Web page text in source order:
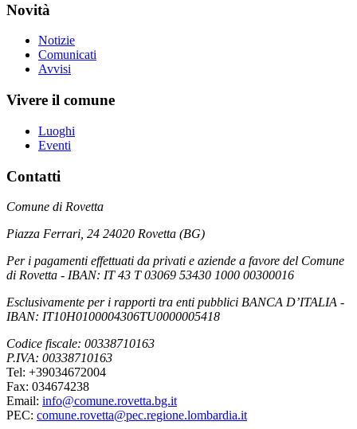
Novità
Notizie
Comunicati
Avvisi
Vivere il comune
Luoghi
Eventi
Contatti
Comune di Rovetta
Piazza Ferrari, 24 24020 Rovetta (BG)
Per i pagamenti effettuati da privati e aziende a favore del Comune
di Rovetta - IBAN: IT 43 T 03069 53430 1000 00300016
Esclusivamente per i rapporti tra enti pubblici BANCA D’ITALIA -
IBAN: IT10H0100004306TU0000005418
Codice fiscale: 00338710163
P.IVA: 00338710163
Tel: +39034672004
Fax: 034674238
Email: info@comune.rovetta.bg.it
PEC: comune.rovetta@pec.regione.lombardia.it